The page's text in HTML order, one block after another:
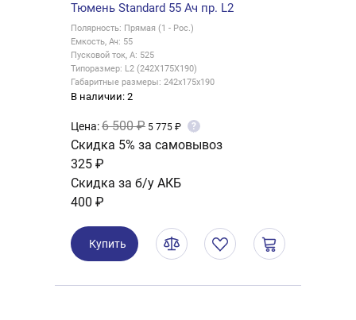
Тюмень Standard 55 Ач пр. L2
Полярность: Прямая (1 - Рос.)
Емкость, Ач: 55
Пусковой ток, А: 525
Типоразмер: L2 (242X175X190)
Габаритные размеры: 242x175x190
В наличии: 2
Цена:6 500 ₽ 5 775 ₽ ?
Скидка 5% за самовывоз
325 ₽
Скидка за б/у АКБ
400 ₽
Купить